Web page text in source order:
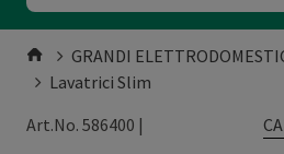
GRANDI
Lavatrici Slim
Art.No. 586400 |